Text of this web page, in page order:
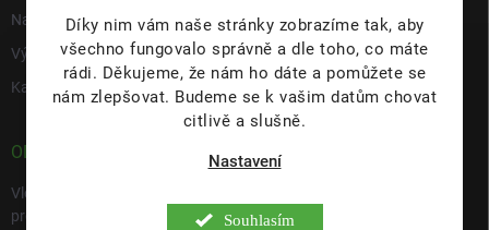
Díky nim vám naše stránky zobrazíme tak, aby
všechno fungovalo správně a dle toho, co máte
rádi. Děkujeme, že nám ho dáte a pomůžete se
nám zlepšovat. Budeme se k vašim datům chovat
citlivě a slušně.
Nastavení
Souhlasím
Napište nám
Výdejní místo s prodejnou Hulín
Kariéra
ODEBÍRAT NEWSLETTER
Vložte svůj e-mail a my vám budeme zasílat informace o nových
produktech na našem e-shopu.